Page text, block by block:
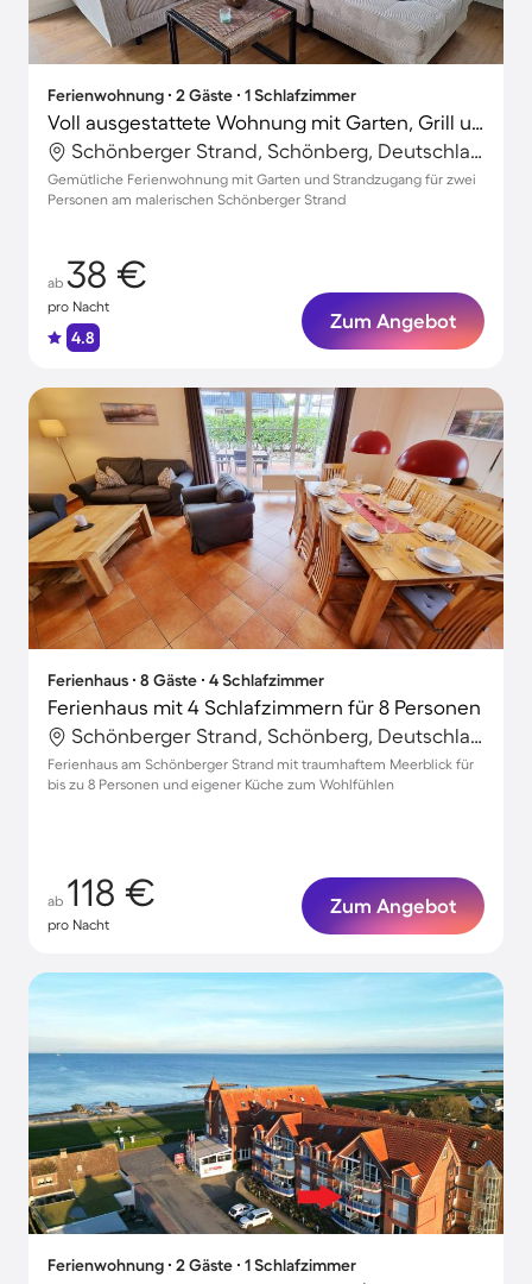
Ferienwohnung ∙ 2 Gäste ∙ 1 Schlafzimmer
Voll ausgestattete Wohnung mit Garten, Grill und Sauna | Neben dem Strand | Haustiere sind willkommen
Schönberger Strand, Schönberg, Deutschland
Gemütliche Ferienwohnung mit Garten und Strandzugang für zwei
Personen am malerischen Schönberger Strand
ab 38 €
pro Nacht
4.8
Zum Angebot
Ferienhaus ∙ 8 Gäste ∙ 4 Schlafzimmer
Ferienhaus mit 4 Schlafzimmern für 8 Personen
Schönberger Strand, Schönberg, Deutschland
Ferienhaus am Schönberger Strand mit traumhaftem Meerblick für
bis zu 8 Personen und eigener Küche zum Wohlfühlen
ab 118 €
pro Nacht
Zum Angebot
Ferienwohnung ∙ 2 Gäste ∙ 1 Schlafzimmer